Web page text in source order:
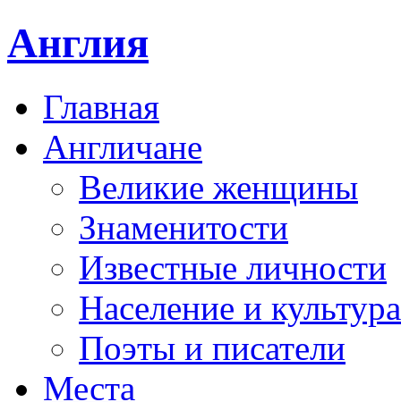
Англия
Главная
Англичане
Великие женщины
Знаменитости
Известные личности
Население и культура
Поэты и писатели
Места